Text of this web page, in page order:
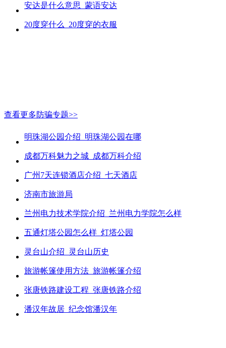
安达是什么意思_蒙语安达
20度穿什么_20度穿的衣服
查看更多防骗专题>>
明珠湖公园介绍_明珠湖公园在哪
成都万科魅力之城_成都万科介绍
广州7天连锁酒店介绍_七天酒店
济南市旅游局
兰州电力技术学院介绍_兰州电力学院怎么样
五通灯塔公园怎么样_灯塔公园
灵台山介绍_灵台山历史
旅游帐篷使用方法_旅游帐篷介绍
张唐铁路建设工程_张唐铁路介绍
潘汉年故居_纪念馆潘汉年